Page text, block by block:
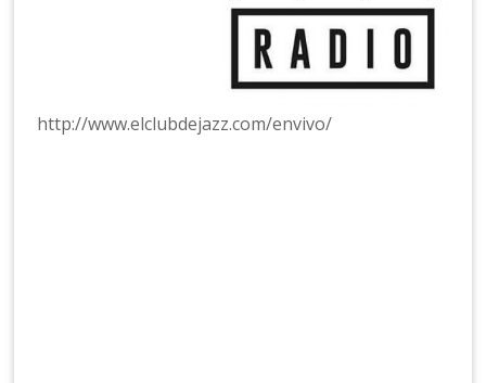
http://www.elclubdejazz.com/envivo/